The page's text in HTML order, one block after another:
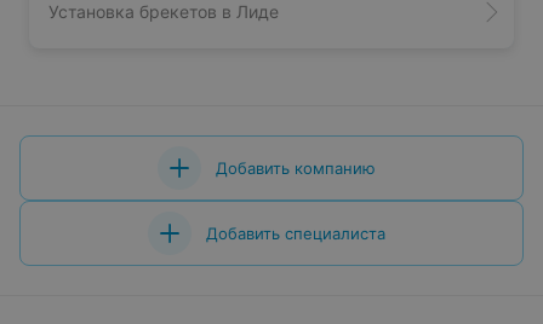
Установка брекетов в Лиде
Добавить компанию
Добавить специалиста